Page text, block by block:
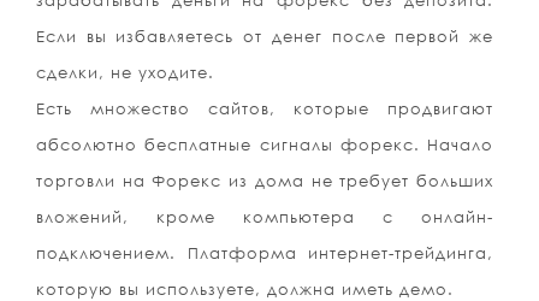
Если вы избавляетесь от денег после первой же
сделки, не уходите.
Есть множество сайтов, которые продвигают
абсолютно бесплатные сигналы форекс. Начало
торговли на Форекс из дома не требует больших
вложений, кроме компьютера с онлайн-
подключением. Платформа интернет-трейдинга,
которую вы используете, должна иметь демо.